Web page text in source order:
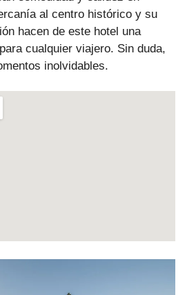
al centro histórico y su
hacen de este hotel una
cualquier viajero. Sin duda,
inolvidables.